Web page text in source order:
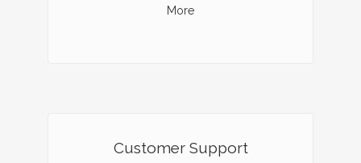
More
Customer Support